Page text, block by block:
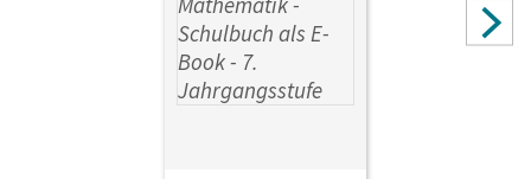
Kurz, Kristina; Hammer-Schneider, Katharina;
Kammermeyer, Friedrich; Kilian, Heinrich; Sauer, Jürgen;
Landwehr, Erika; Fischer, Sabine; Zechel, Jürgen; Freytag,
Carina; Almer, Johannes; Birner, Gerd; Hofer, Luzia; Kreß,